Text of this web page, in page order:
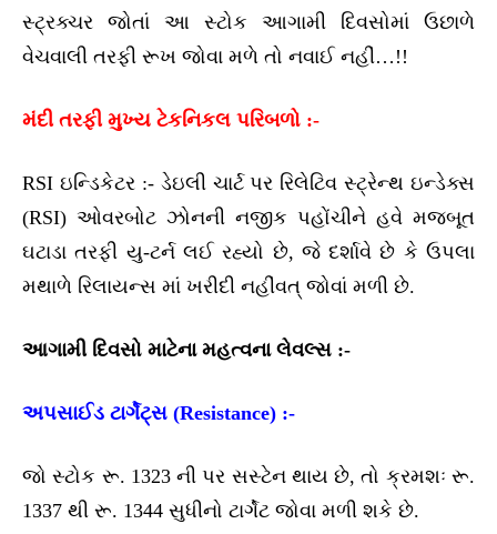
સ્ટ્રક્ચર જોતાં આ સ્ટોક આગામી દિવસોમાં ઉછાળે
વેચવાલી તરફી રૂખ જોવા મળે તો નવાઈ નહીં…!!
મંદી તરફી મુખ્ય ટેકનિકલ પરિબળો :-
RSI ઇન્ડિકેટર :- ડેઇલી ચાર્ટ પર રિલેટિવ સ્ટ્રેન્થ ઇન્ડેક્સ
(RSI) ઓવરબોટ ઝોનની નજીક પહોંચીને હવે મજબૂત
ઘટાડા તરફી યુ-ટર્ન લઈ રહ્યો છે, જે દર્શાવે છે કે ઉપલા
મથાળે રિલાયન્સ માં ખરીદી નહીંવત્ જોવાં મળી છે.
આગામી દિવસો માટેના મહત્વના લેવલ્સ :-
અપસાઈડ ટાર્ગેટ્સ (Resistance) :-
જો સ્ટોક રૂ. 1323 ની પર સસ્ટેન થાય છે, તો ક્રમશઃ રૂ.
1337 થી રૂ. 1344 સુધીનો ટાર્ગેટ જોવા મળી શકે છે.